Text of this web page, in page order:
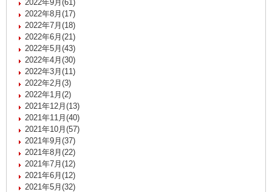
2022年9月(61)
2022年8月(17)
2022年7月(18)
2022年6月(21)
2022年5月(43)
2022年4月(30)
2022年3月(11)
2022年2月(3)
2022年1月(2)
2021年12月(13)
2021年11月(40)
2021年10月(57)
2021年9月(37)
2021年8月(22)
2021年7月(12)
2021年6月(12)
2021年5月(32)